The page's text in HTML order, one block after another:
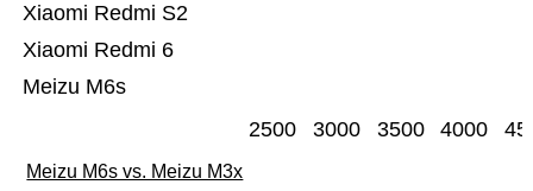
Meizu M6s
Xiaomi Redmi 6
Xiaomi Redmi S2
2500 3000 3500 4000
Meizu M6s vs. Meizu M3x